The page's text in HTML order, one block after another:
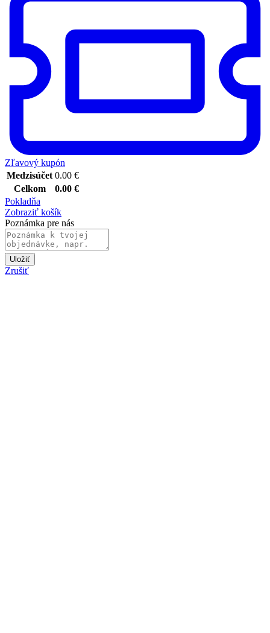
Zľavový kupón
Medzisúčet 0.00 €
Celkom
0.00 €
Pokladňa
Zobraziť košík
Poznámka pre nás
Uložiť
Zrušiť